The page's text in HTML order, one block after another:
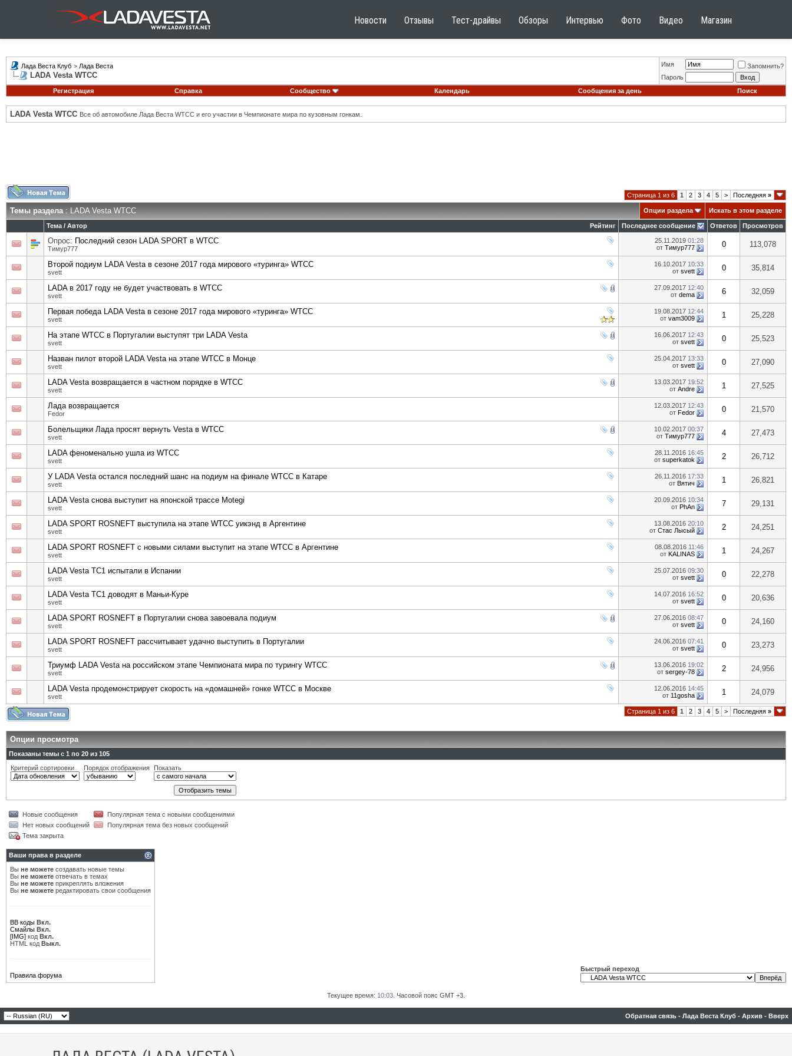
Новости Отзывы Тест-драйвы Обзоры Интервью Фото Видео Магазин
Лада Веста Клуб > Лада Веста
LADA Vesta WTCC
Имя
Запомнить?
Пароль
Регистрация
Справка Сообщество Календарь Сообщения за день Поиск
LADA Vesta WTCC Все об автомобиле Лада Веста WTCC и его участии в Чемпионате мира по кузовным гонкам.
Страница 1 из 6 1 2 3 4 5 > Последняя »
Темы раздела: LADA Vesta WTCC Опции раздела Искать в этом разделе
Рейтинг
Тема / Автор Последнее сообщение Ответов Просмотров
Опрос: Последний сезон LADA SPORT в WTCC
Тимур777
25.11.2019 01:28
от Тимур777 0 113,078
Второй подиум LADA Vesta в сезоне 2017 года мирового «туринга» WTCC
svett
16.10.2017 10:33
от svett 0 35,814
LADA в 2017 году не будет участвовать в WTCC
svett
27.09.2017 12:40
от dema 6 32,059
Первая победа LADA Vesta в сезоне 2017 года мирового «туринга» WTCC
svett
19.08.2017 12:44
от vam3009 1 25,228
На этапе WTCC в Португалии выступят три LADA Vesta
svett
16.06.2017 12:43
от svett 0 25,523
Назван пилот второй LADA Vesta на этапе WTCC в Монце
svett
25.04.2017 13:33
от svett 0 27,090
LADA Vesta возвращается в частном порядке в WTCC
svett
13.03.2017 19:52
от Andre 1 27,525
Лада возвращается
Fedor
12.03.2017 12:43
от Fedor 0 21,570
Болельщики Лада просят вернуть Vesta в WTCC
svett
10.02.2017 00:37
от Тимур777 4 27,473
LADA феноменально ушла из WTCC
svett
28.11.2016 16:45
от superkatok 2 26,712
У LADA Vesta остался последний шанс на подиум на финале WTCC в Катаре
svett
26.11.2016 17:33
от Вятич 1 26,821
LADA Vesta снова выступит на японской трассе Motegi
svett
20.09.2016 10:34
от PhAn 7 29,131
LADA SPORT ROSNEFT выступила на этапе WTCC уикэнд в Аргентине
svett
13.08.2016 20:10
от Стас Лысый 2 24,251
LADA SPORT ROSNEFT с новыми силами выступит на этапе WTCC в Аргентине
svett
08.08.2016 11:46
от KALINAS 1 24,267
LADA Vesta TC1 испытали в Испании
svett
25.07.2016 09:30
от svett 0 22,278
LADA Vesta TC1 доводят в Маньи-Куре
svett
14.07.2016 16:52
от svett 0 20,636
LADA SPORT ROSNEFT в Португалии снова завоевала подиум
svett
27.06.2016 08:47
от svett 0 24,160
LADA SPORT ROSNEFT рассчитывает удачно выступить в Португалии
svett
24.06.2016 07:41
от svett 0 23,273
Триумф LADA Vesta на российском этапе Чемпионата мира по турингу WTCC
svett
13.06.2016 19:02
от sergey-78 2 24,956
LADA Vesta продемонстрирует скорость на «домашней» гонке WTCC в Москве
svett
12.06.2016 14:45
от 11gosha 1 24,079
Страница 1 из 6 1 2 3 4 5 > Последняя »
Опции просмотра
Показаны темы с 1 по 20 из 105
Критерий сортировки
Порядок отображения Показать
Новые сообщения
Популярная тема с новыми сообщениями
Нет новых сообщений
Популярная тема без новых сообщений
Тема закрыта
Ваши права в разделе
Вы не можете создавать новые темы
Вы не можете отвечать в темах
Вы не можете прикреплять вложения
Вы не можете редактировать свои сообщения
BB коды Вкл.
Смайлы Вкл.
[IMG] код Вкл.
HTML код Выкл.
Правила форума
Быстрый переход
Текущее время: 10:03 . Часовой пояс GMT +3.
Обратная связь - Лада Веста Клуб - Архив - Вверх